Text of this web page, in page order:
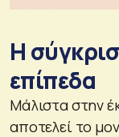
Η
επίπεδα
Μάλιστα στην
αποτελεί το